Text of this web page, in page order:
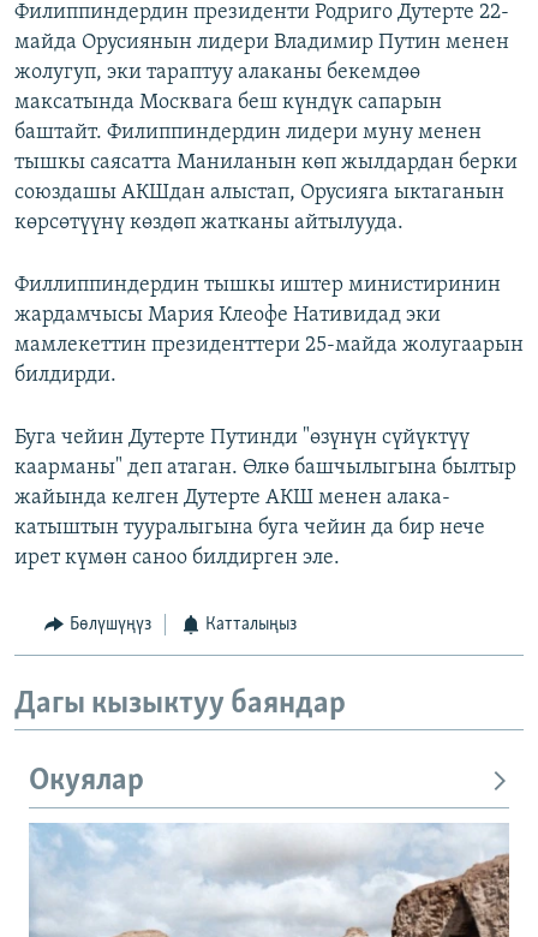
Филиппиндердин президенти Родриго Дутерте 22-
майда Орусиянын лидери Владимир Путин менен
жолугуп, эки тараптуу алаканы бекемдөө
максатында Москвага беш күндүк сапарын
баштайт. Филиппиндердин лидери муну менен
тышкы саясатта Маниланын көп жылдардан берки
союздашы АКШдан алыстап, Орусияга ыктаганын
көрсөтүүнү көздөп жатканы айтылууда.
Филлиппиндердин тышкы иштер министиринин
жардамчысы Мария Клеофе Нативидад эки
мамлекеттин президенттери 25-майда жолугаарын
билдирди.
Буга чейин Дутерте Путинди "өзүнүн сүйүктүү
каарманы" деп атаган. Өлкө башчылыгына былтыр
жайында келген Дутерте АКШ менен алака-
катыштын тууралыгына буга чейин да бир нече
ирет күмөн саноо билдирген эле.
Бөлүшүңүз Катталыңыз
Дагы кызыктуу баяндар
Окуялар